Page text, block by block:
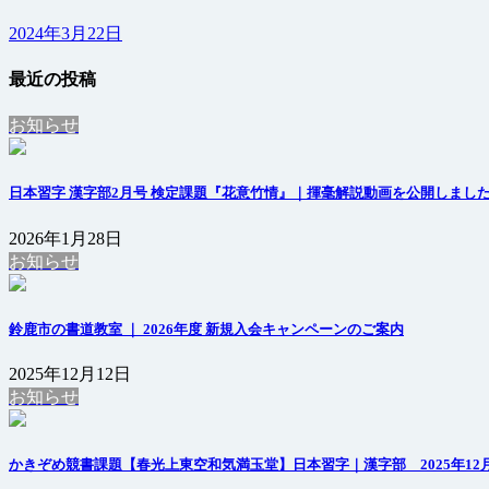
2024年3月22日
最近の投稿
お知らせ
日本習字 漢字部2月号 検定課題『花意竹情』｜揮毫解説動画を公開しまし
2026年1月28日
お知らせ
鈴鹿市の書道教室 ｜ 2026年度 新規入会キャンペーンのご案内
2025年12月12日
お知らせ
かきぞめ競書課題【春光上東空和気満玉堂】日本習字｜漢字部 2025年12